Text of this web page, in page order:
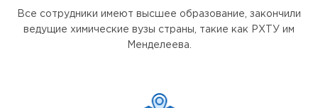
Все сотрудники имеют высшее образование, закончили
ведущие химические вузы страны, такие как РХТУ им
Менделеева.